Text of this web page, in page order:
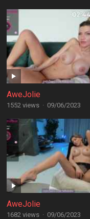
AweJolie
1552 views · 09/06/2023
AweJolie
1682 views · 09/06/2023